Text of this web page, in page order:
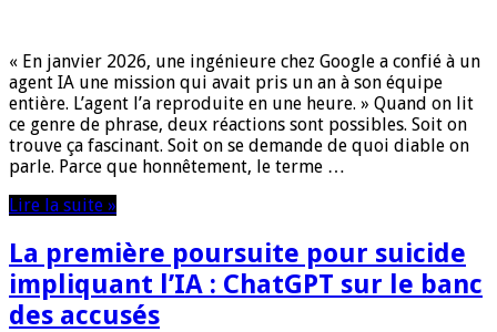
« En janvier 2026, une ingénieure chez Google a confié à un
agent IA une mission qui avait pris un an à son équipe
entière. L’agent l’a reproduite en une heure. » Quand on lit
ce genre de phrase, deux réactions sont possibles. Soit on
trouve ça fascinant. Soit on se demande de quoi diable on
parle. Parce que honnêtement, le terme …
Lire la suite »
La première poursuite pour suicide
impliquant l’IA : ChatGPT sur le banc
des accusés